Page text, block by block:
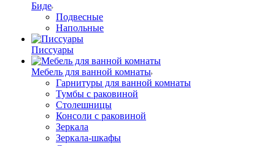
Биде
Подвесные
Напольные
Писсуары
Мебель для ванной комнаты
Гарнитуры для ванной комнаты
Тумбы с раковиной
Столешницы
Консоли с раковиной
Зеркала
Зеркала-шкафы